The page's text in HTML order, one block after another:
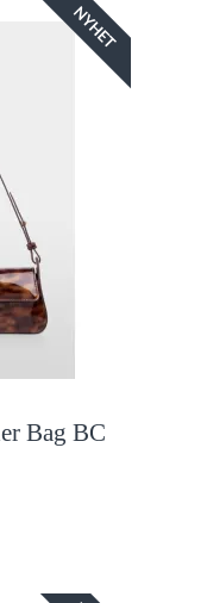
NYHET
Bag BC